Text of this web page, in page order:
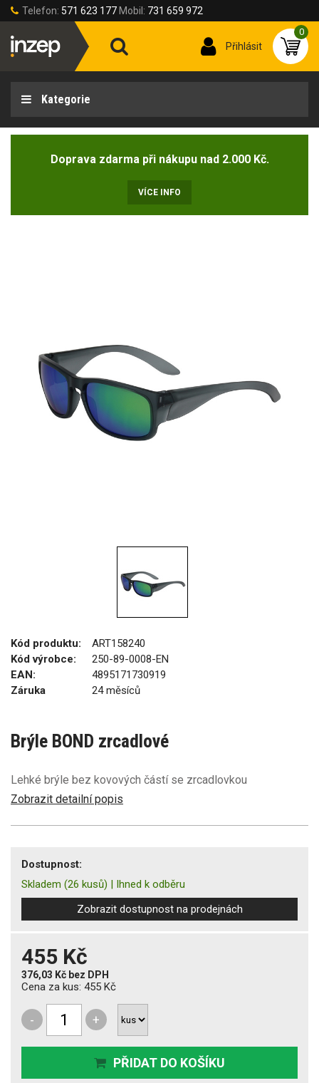
Telefon: 571 623 177 Mobil: 731 659 972
Přihlásit
0
Kategorie
Doprava zdarma při nákupu nad 2.000 Kč.
VÍCE INFO
Kód produktu:
ART158240
Kód výrobce:
250-89-0008-EN
EAN:
4895171730919
Záruka
24 měsíců
Brýle BOND zrcadlové
Lehké brýle bez kovových částí se zrcadlovkou
Zobrazit detailní popis
Dostupnost:
Skladem (26 kusů) | Ihned k odběru
Zobrazit dostupnost na prodejnách
455 Kč
376,03 Kč bez DPH
Cena za kus: 455 Kč
- +
PŘIDAT DO KOŠÍKU